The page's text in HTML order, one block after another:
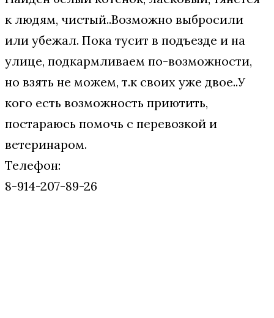
к людям, чистый..Возможно выбросили
или убежал. Пока тусит в подъезде и на
улице, подкармливаем по-возможности,
но взять не можем, т.к своих уже двое..У
кого есть возможность приютить,
постараюсь помочь с перевозкой и
ветеринаром.
Телефон:
8-914-207-89-26